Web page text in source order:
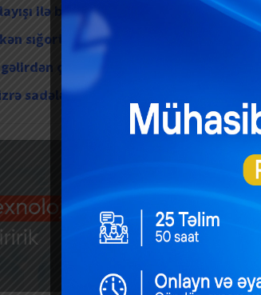
ilə bağlı sual doğuran məqamlar
sığortalanmağın faydaları
çıxılması
sadələşdirilmiş verginin hesablanması